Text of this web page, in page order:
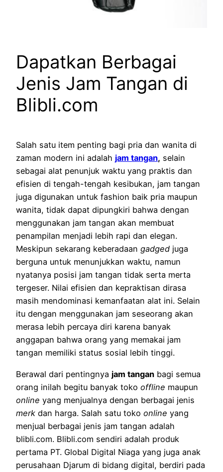
Dapatkan Berbagai
Jenis Jam Tangan di
Blibli.com
Salah satu item penting bagi pria dan wanita di
zaman modern ini adalah jam tangan, selain
sebagai alat penunjuk waktu yang praktis dan
efisien di tengah-tengah kesibukan, jam tangan
juga digunakan untuk fashion baik pria maupun
wanita, tidak dapat dipungkiri bahwa dengan
menggunakan jam tangan akan membuat
penampilan menjadi lebih rapi dan elegan.
Meskipun sekarang keberadaan gadged juga
berguna untuk menunjukkan waktu, namun
nyatanya posisi jam tangan tidak serta merta
tergeser. Nilai efisien dan kepraktisan dirasa
masih mendominasi kemanfaatan alat ini. Selain
itu dengan menggunakan jam seseorang akan
merasa lebih percaya diri karena banyak
anggapan bahwa orang yang memakai jam
tangan memiliki status sosial lebih tinggi.
Berawal dari pentingnya jam tangan bagi semua
orang inilah begitu banyak toko offline maupun
online yang menjualnya dengan berbagai jenis
merk dan harga. Salah satu toko online yang
menjual berbagai jenis jam tangan adalah
blibli.com. Blibli.com sendiri adalah produk
pertama PT. Global Digital Niaga yang juga anak
perusahaan Djarum di bidang digital, berdiri pada